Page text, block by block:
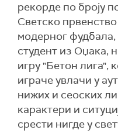
рекорде по броју
Светско првенство
модерног
студент из Оџака,
игру "Бетон лига",
играче увлачи у
нижих и сеоских
карактери и
срести нигде у